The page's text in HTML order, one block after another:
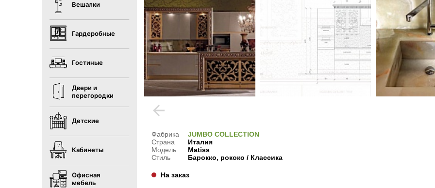
Вешалки
Гардеробные
Гостиные
Двери и
перегородки
Детские
Кабинеты
Офисная
мебель
arrow_back
Фабрика
JUMBO COLLECTION
Страна
Италия
Модель
Matiss
Стиль
Барокко, рококо / Классика
На заказ